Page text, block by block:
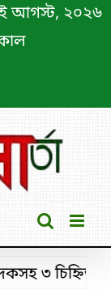
আগস্ট, ২০২৬
৩ চিহ্নিত